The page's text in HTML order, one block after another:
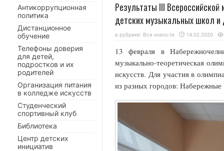
Результаты III
детских музыкальных школ и
в рубрике: Все новости 14.02.2020
13 февраля в
музыкально-теоретическая
искусств. Для участия в
из разных городов:
Антикоррупционная
политика
Дистанционное
обучение
Телефоны доверия
для детей,
подростков и их
родителей
Организация питания
в колледже искусств
Студенческий
спортивный клуб
Библиотека
Центр детских
инициатив